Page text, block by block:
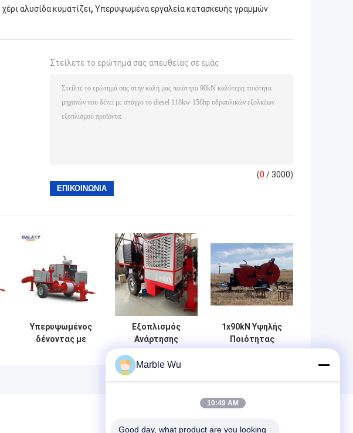
χέρι αλυσίδα κυματίζει, Υπερυψωμένα εργαλεία κατασκευής γραμμών
Στείλετε το ερώτημά σας απευθείας σε εμάς
(0 / 3000)
Υπερυψωμένος
δένοντας με
Εξοπλισμός
Ανάρτησης
Καλωδίων
Γραμμών
Μεταφοράς
German Rexroth
1x90kN Υψηλής
Ποιότητας
Υδραυλικός
Εγκατάσταση
Μεταφοράς
Marble Wu
10:49 AM
Good day, what product are you looking